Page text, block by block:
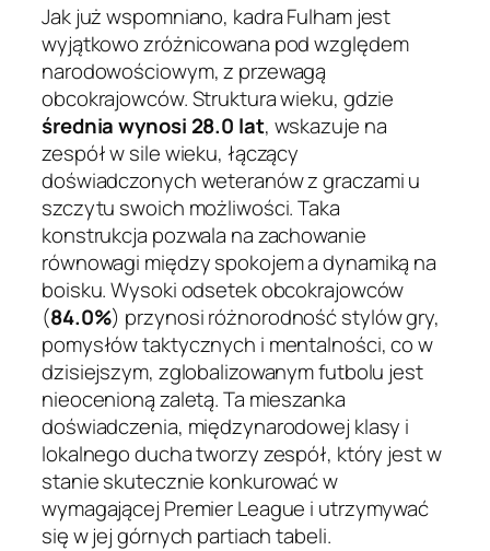
Jak już wspomniano, kadra Fulham jest
wyjątkowo zróżnicowana pod względem
narodowościowym, z przewagą
obcokrajowców. Struktura wieku, gdzie
średnia wynosi 28.0 lat, wskazuje na
zespół w sile wieku, łączący
doświadczonych weteranów z graczami u
szczytu swoich możliwości. Taka
konstrukcja pozwala na zachowanie
równowagi między spokojem a dynamiką na
boisku. Wysoki odsetek obcokrajowców
(84.0%) przynosi różnorodność stylów gry,
pomysłów taktycznych i mentalności, co w
dzisiejszym, zglobalizowanym futbolu jest
nieocenioną zaletą. Ta mieszanka
doświadczenia, międzynarodowej klasy i
lokalnego ducha tworzy zespół, który jest w
stanie skutecznie konkurować w
wymagającej Premier League i utrzymywać
się w jej górnych partiach tabeli.